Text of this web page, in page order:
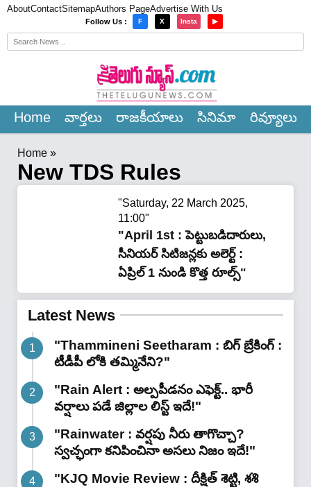
AboutContactSitemapAuthors PageAdvertise With Us
Follow Us : F X Insta ▶
Home వార్త‌లు రాజ‌కీయాలు సినిమా రివ్యూలు
Home »
New TDS Rules
"Saturday, 22 March 2025,
11:00"
"April 1st : పెట్టుబడిదారులు,
సీనియర్ సిటిజన్లకు అలెర్ట్ :
ఏప్రిల్ 1 నుండి కొత్త రూల్స్"
Latest News
"Thammineni Seetharam : బిగ్ బ్రేకింగ్ :
టీడీపీ లోకి తమ్మినేని?"
"Rain Alert : అల్పపీడనం ఎఫెక్ట్.. భారీ
వర్షాలు పడే జిల్లాల లిస్ట్ ఇదే!"
"Rainwater : వర్షపు నీరు తాగొచ్చా?
స్వచ్ఛంగా కనిపించినా అసలు నిజం ఇదే!"
"KJQ Movie Review : దీక్షిత్ శెట్టి, శశి